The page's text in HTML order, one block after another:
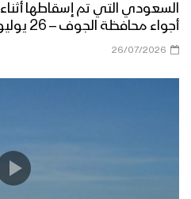
السعودي التي تم إسقاطها
أجواء محافظة الجوف – 26 يوليو 2026م
26/07/2026